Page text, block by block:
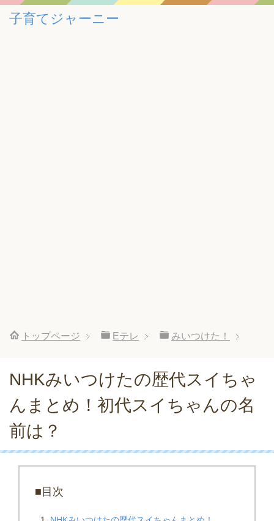
子育てジャーニー
トップページ Eテレ みいつけた！
NHKみいつけたの歴代スイちゃ
んまとめ！初代スイちゃんの名
前は？
■目次